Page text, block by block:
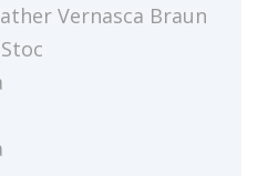
Vernasca Braun